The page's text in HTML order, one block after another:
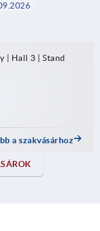
| Hall 3 | Stand
a szakvásárhoz